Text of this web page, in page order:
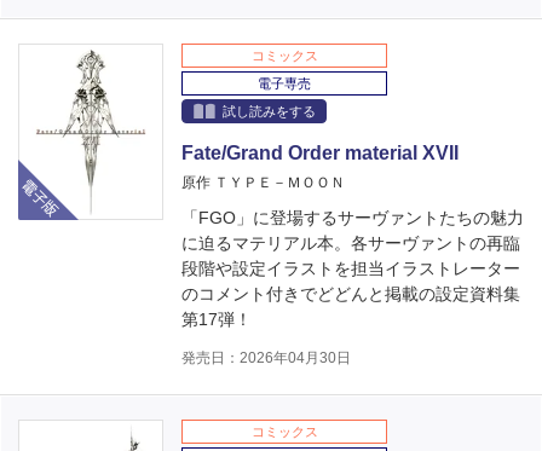
電子版
コミックス
電子専売
試し読みをする
Fate/Grand Order material XVII
原作 ＴＹＰＥ－ＭＯＯＮ
「FGO」に登場するサーヴァントたちの魅力
に迫るマテリアル本。各サーヴァントの再臨
段階や設定イラストを担当イラストレーター
のコメント付きでどどんと掲載の設定資料集
第17弾！
発売日：2026年04月30日
コミックス